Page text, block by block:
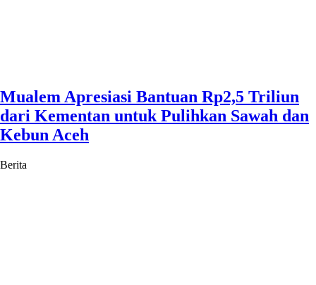
Mualem Apresiasi Bantuan Rp2,5 Triliun
dari Kementan untuk Pulihkan Sawah dan
Kebun Aceh
Berita